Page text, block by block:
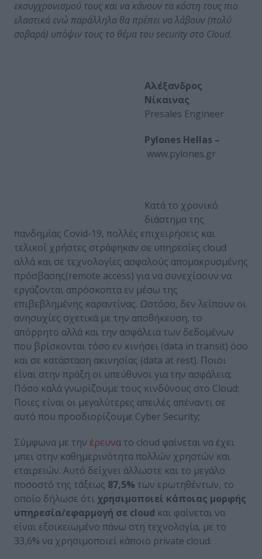
εκσυγχρονισμού τους και να κάνουν τα κόστη τους πιο
ελαστικά ενώ παράλληλα θα πρέπει να λάβουν (πολύ
σοβαρά) υπόψιν τους το θέμα τουsecurityστο Cloud.
Αλέξανδρος
Νίκαινας
Presales Engineer
Pylones Hellas –
www.pylones.gr
Κατά το χρονικό
διάστημα της
πανδημίας Covid-19, πολλές επιχειρήσεις και
τελικοί χρήστες στράφηκαν σε υπηρεσίες cloud
αλλά και σε τεχνολογίες ασφαλούς απομακρυσμένης
πρόσβασης(remote access) για να συνεχίσουν να
εργάζονται απρόσκοπτα εν μέσω της
επιβεβλημένης καραντίνας. Ωστόσο, δεν λείπουν οι
ανησυχίες σχετικά με την αποθήκευση, το
απόρρητο αλλά και την ασφάλεια των δεδομένων
που βρίσκονται τόσο εν κινήσει (data in transit) όσο
και σε κατάσταση ακινησίας (data at rest). Ποιοι
είναι στην πράξη οι υπεύθυνοι για την ασφάλεια;
Πόσο καλά γνωρίζουμε τους κινδύνους στο Cloud;
Ποιες είναι οι μεγαλύτερες απειλές απέναντι σε
αυτό που προσδιορίζουμε Cyber Security;
Σύμφωνα με την έρευνα το cloud φαίνεται να έχει
μπει στην καθημερινότητα πολλών χρηστών και
εταιρειών. Αυτό δείχνει άλλωστε και το μεγάλο
ποσοστό της τάξεως 87,5% των ερωτηθέντων, το
οποίο δήλωσε ότι χρησιμοποιεί κάποιας μορφής
υπηρεσία/εφαρμογή σε cloud και φαίνεται να
είναι εξοικειωμένο πάνω στη τεχνολογία, με το
33,6% να χρησιμοποιεί κάποιο private cloud.